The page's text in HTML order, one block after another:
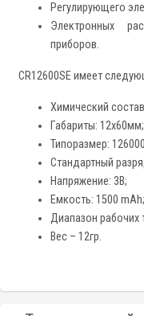
Регулирующего
Электронных
приборов.
CR12600SE имеет
Химический
Габариты: 12х60мм;
Типоразмер:
Стандартный
Напряжение: 3В;
Емкость: 1500 mAh;
Диапазон рабочих
Вес – 12гр.